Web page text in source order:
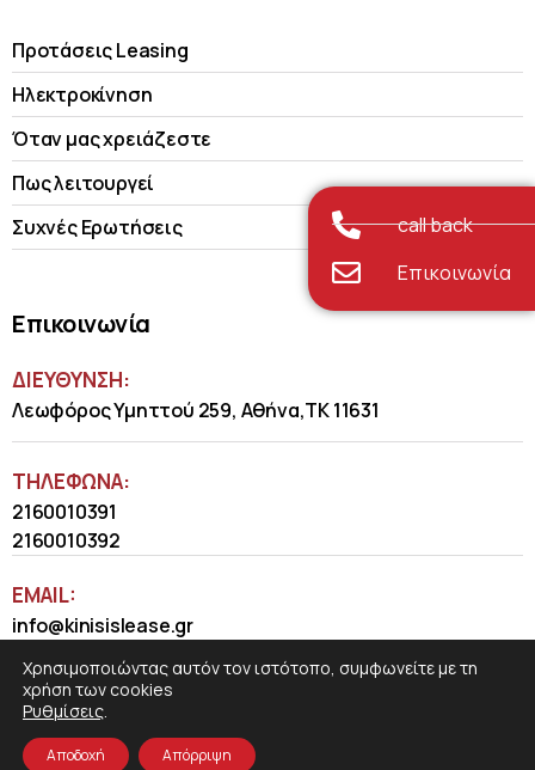
Προτάσεις Leasing
Ηλεκτροκίνηση
Όταν μας χρειάζεστε
Πως λειτουργεί
Συχνές Ερωτήσεις
Επικοινωνία
ΔΙΕΥΘΥΝΣΗ:
Λεωφόρος Υμηττού 259, Αθήνα,ΤΚ 11631
ΤΗΛΈΦΩΝΑ:
2160010391
2160010392
EMAIL:
info@kinisislease.gr
call back
Επικοινωνία
Χρησιμοποιώντας αυτόν τον ιστότοπο, συμφωνείτε με τη
χρήση των cookies
Ρυθμίσεις.
Αποδοχή Απόρριψη